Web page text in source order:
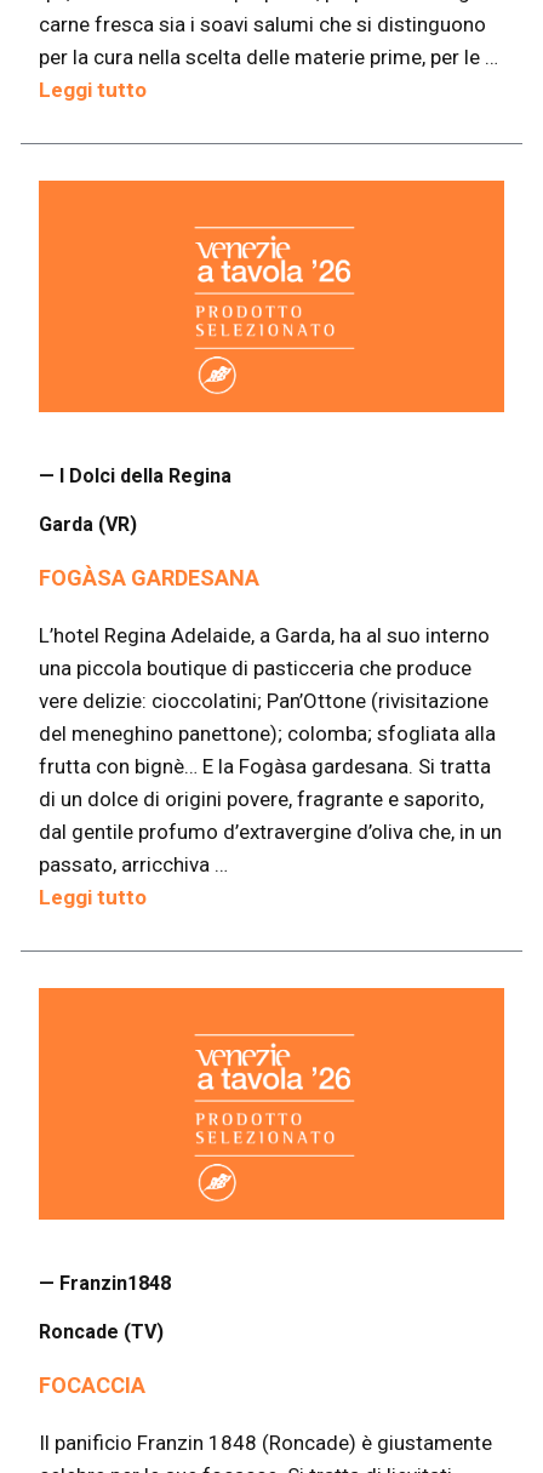
carne fresca sia i soavi salumi che si distinguono
per la cura nella scelta delle materie prime, per le …
Leggi tutto
— I Dolci della Regina
Garda (VR)
FOGÀSA GARDESANA
L’hotel Regina Adelaide, a Garda, ha al suo interno
una piccola boutique di pasticceria che produce
vere delizie: cioccolatini; Pan’Ottone (rivisitazione
del meneghino panettone); colomba; sfogliata alla
frutta con bignè… E la Fogàsa gardesana. Si tratta
di un dolce di origini povere, fragrante e saporito,
dal gentile profumo d’extravergine d’oliva che, in un
passato, arricchiva …
Leggi tutto
— Franzin1848
Roncade (TV)
FOCACCIA
Il panificio Franzin 1848 (Roncade) è giustamente